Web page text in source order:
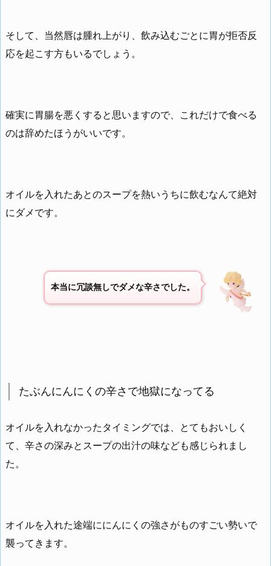
そして、当然唇は腫れ上がり、飲み込むごとに胃が拒否反
応を起こす方もいるでしょう。
確実に胃腸を悪くすると思いますので、これだけで食べる
のは辞めたほうがいいです。
オイルを入れたあとのスープを熱いうちに飲むなんて絶対
にダメです。
本当に冗談無しでダメな辛さでした。
たぶんにんにくの辛さで地獄になってる
オイルを入れなかったタイミングでは、とてもおいしく
て、辛さの深みとスープの出汁の味なども感じられまし
た。
オイルを入れた途端ににんにくの強さがものすごい勢いで
襲ってきます。